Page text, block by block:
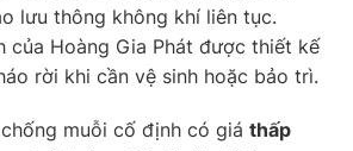
lưu thông không khí liên tục.
của Hoàng Gia Phát được thiết kế
rời khi cần vệ sinh hoặc bảo trì.
muỗi cố định có giá thấp